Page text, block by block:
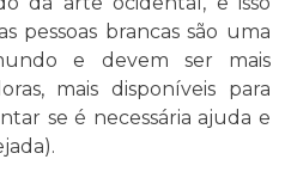
pessoas brancas são uma
e devem ser mais
mais disponíveis para
se é necessária ajuda e